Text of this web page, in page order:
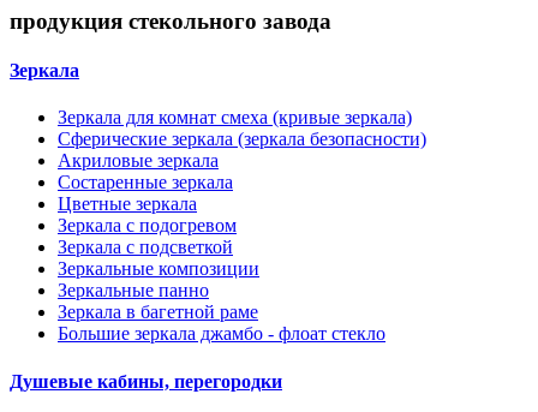
продукция стекольного завода
Зеркала
Зеркала для комнат смеха (кривые зеркала)
Сферические зеркала (зеркала безопасности)
Акриловые зеркала
Состаренные зеркала
Цветные зеркала
Зеркала с подогревом
Зеркала с подсветкой
Зеркальные композиции
Зеркальные панно
Зеркала в багетной раме
Большие зеркала джамбо - флоат стекло
Душевые кабины, перегородки